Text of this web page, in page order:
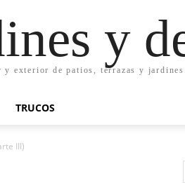
y
exterior de patios, terrazas y
TRUCOS
III)